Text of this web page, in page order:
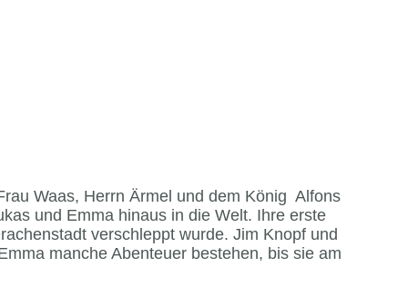
Waas, Herrn Ärmel und dem König Alfons
und Emma hinaus in die Welt. Ihre erste
verschleppt wurde. Jim Knopf und
manche Abenteuer bestehen, bis sie am